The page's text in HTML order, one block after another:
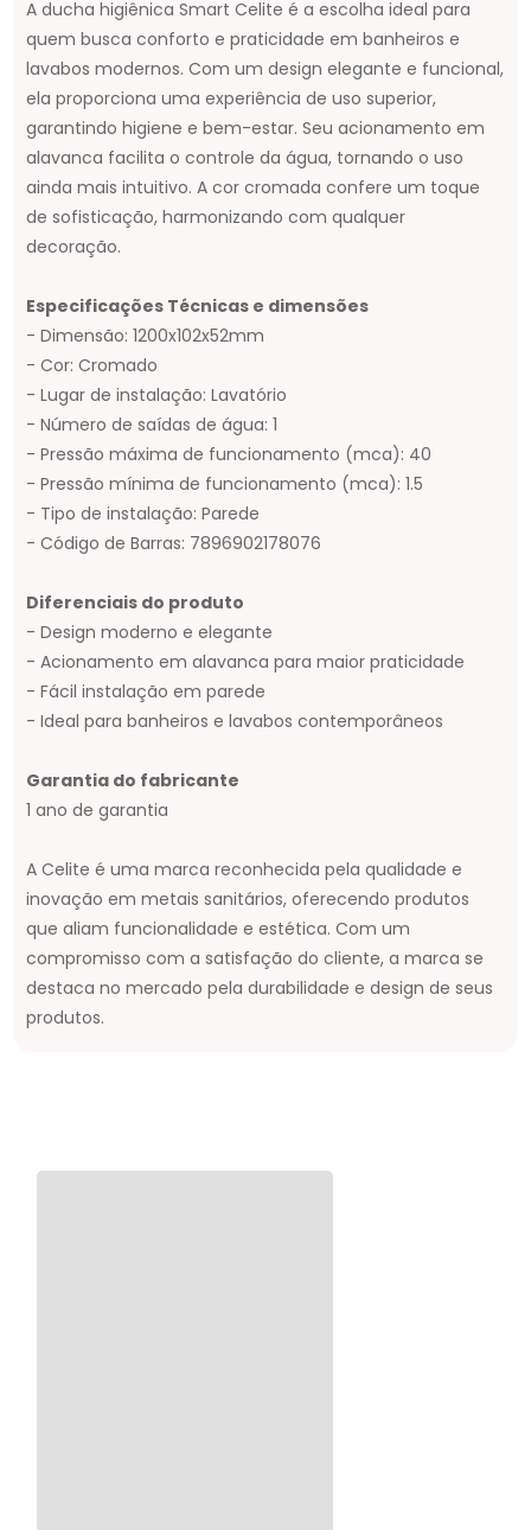
A ducha higiênica Smart Celite é a escolha ideal para
quem busca conforto e praticidade em banheiros e
lavabos modernos. Com um design elegante e funcional,
ela proporciona uma experiência de uso superior,
garantindo higiene e bem-estar. Seu acionamento em
alavanca facilita o controle da água, tornando o uso
ainda mais intuitivo. A cor cromada confere um toque
de sofisticação, harmonizando com qualquer
decoração.
Especificações Técnicas e dimensões
- Dimensão: 1200x102x52mm
- Cor: Cromado
- Lugar de instalação: Lavatório
- Número de saídas de água: 1
- Pressão máxima de funcionamento (mca): 40
- Pressão mínima de funcionamento (mca): 1.5
- Tipo de instalação: Parede
- Código de Barras: 7896902178076
Diferenciais do produto
- Design moderno e elegante
- Acionamento em alavanca para maior praticidade
- Fácil instalação em parede
- Ideal para banheiros e lavabos contemporâneos
Garantia do fabricante
1 ano de garantia
A Celite é uma marca reconhecida pela qualidade e
inovação em metais sanitários, oferecendo produtos
que aliam funcionalidade e estética. Com um
compromisso com a satisfação do cliente, a marca se
destaca no mercado pela durabilidade e design de seus
produtos.